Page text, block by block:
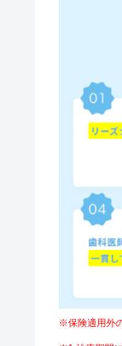
※保険適用外